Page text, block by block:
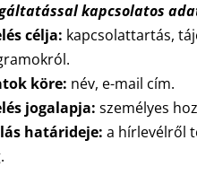
kapcsolatos
célja: kapcsolattartás,
köre: név, e-mail cím.
jogalapja: személyes
határideje: a hírlevélről